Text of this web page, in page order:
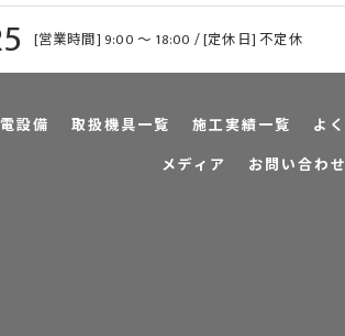
[営業時間] 9:00 〜 18:00 / [定休日] 不定休
設備 取扱機具一覧 施工実績一覧 よ
メディア
お問い合わせ